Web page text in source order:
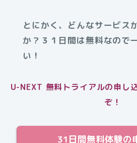
とにかく、どんなサービス
か？３１日間は無料なので
い！
U-NEXT 無料トライアルの申し
ぞ！
31日間無料体験の